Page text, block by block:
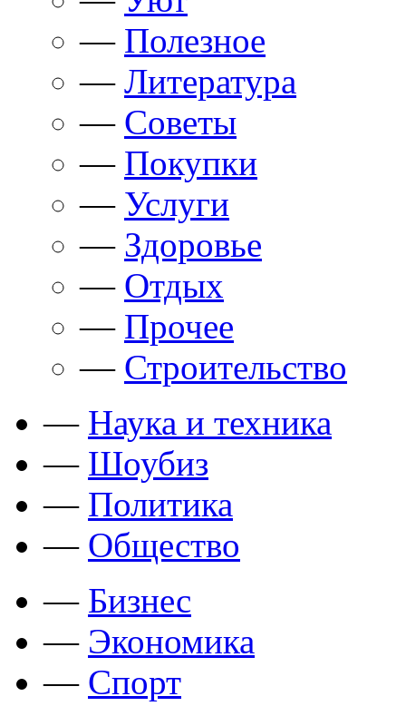
— Полезное
— Литература
— Советы
— Покупки
— Услуги
— Здоровье
— Отдых
— Прочее
— Строительство
— Наука и техника
— Шоубиз
— Политика
— Общество
— Бизнес
— Экономика
— Спорт